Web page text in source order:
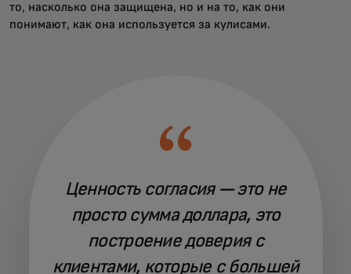
то, насколько она защищена, но и на то, как они
понимают, как она используется за кулисами.
Ценность согласия — это не
просто сумма доллара, это
построение доверия с
клиентами, которые с большей